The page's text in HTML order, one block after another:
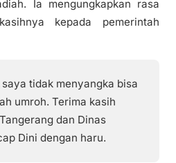
Ia mengungkapkan rasa
kepada pemerintah
tidak menyangka bisa
umroh. Terima kasih
dan Dinas
Dini dengan haru.